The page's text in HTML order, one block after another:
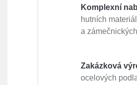
Komplexní
hutních
a
Zakázková
ocelových